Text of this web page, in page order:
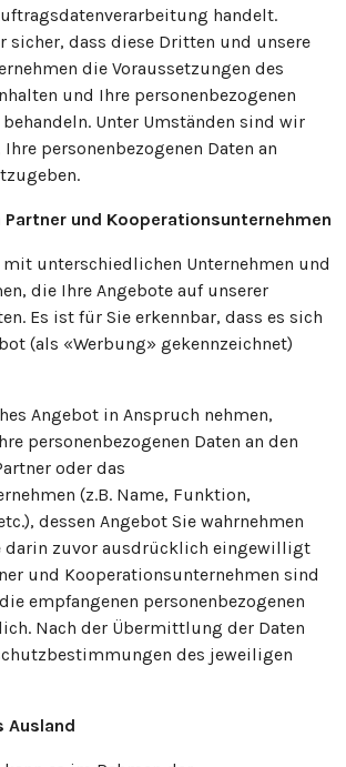
handelt.
sicher, dass diese Dritten und unsere
die Voraussetzungen des
und Ihre personenbezogenen
Unter Umständen sind wir
personenbezogenen Daten an
Partner und Kooperationsunternehmen
unterschiedlichen Unternehmen und
die Ihre Angebote auf unserer
Es ist für Sie erkennbar, dass es sich
(als «Werbung» gekennzeichnet)
Angebot in Anspruch nehmen,
personenbezogenen Daten an den
oder das
(z.B. Name, Funktion,
dessen Angebot Sie wahrnehmen
darin zuvor ausdrücklich eingewilligt
und Kooperationsunternehmen sind
empfangenen personenbezogenen
Nach der Übermittlung der Daten
des jeweiligen
Ausland